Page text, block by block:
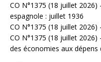
CO N°1375 (18 juillet
espagnole : juillet 1936
CO N°1375 (18 juillet
CO N°1375 (18 juillet
des économies aux dépens